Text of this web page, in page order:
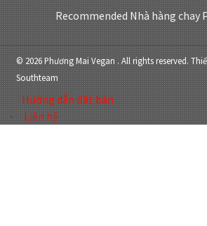
Recommended Nhà hàng chay
© 2026 Phương Mai Vegan . All rights reserved.
Southteam
Hướng dẫn đặt bàn
Liên hệ